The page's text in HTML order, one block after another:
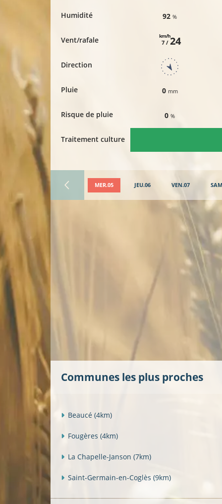
Humidité
Vent/rafale
Direction
Pluie
Risque de pluie
Traitement culture
92%
7 /
km/h24
0 mm
0%
MER.05 JEU.06 VEN.07
Communes les plus proches
Beaucé (4km)
Fougères (4km)
La Chapelle-Janson (7km)
Saint-Germain-en-Coglès (9km)